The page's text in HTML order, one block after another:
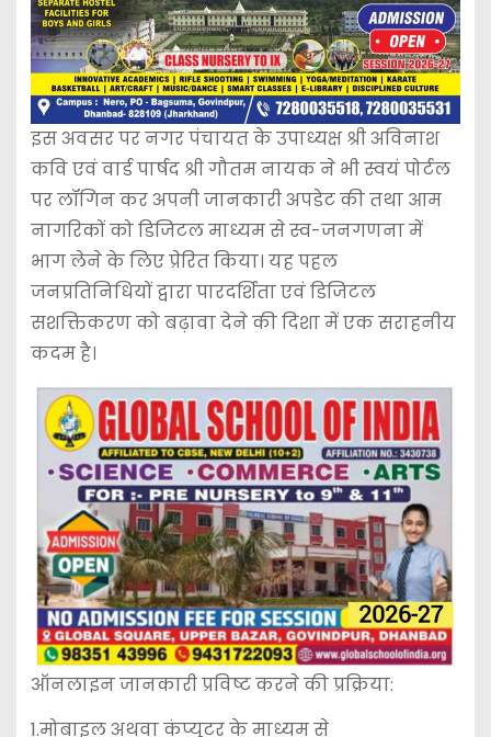
इस अवसर पर नगर पंचायत के उपाध्यक्ष श्री अविनाश
कवि एवं वार्ड पार्षद श्री गौतम नायक ने भी स्वयं पोर्टल
पर लॉगिन कर अपनी जानकारी अपडेट की तथा आम
नागरिकों को डिजिटल माध्यम से स्व-जनगणना में
भाग लेने के लिए प्रेरित किया। यह पहल
जनप्रतिनिधियों द्वारा पारदर्शिता एवं डिजिटल
सशक्तिकरण को बढ़ावा देने की दिशा में एक सराहनीय
कदम है।
ऑनलाइन जानकारी प्रविष्ट करने की प्रक्रिया:
1.मोबाइल अथवा कंप्यूटर के माध्यम से